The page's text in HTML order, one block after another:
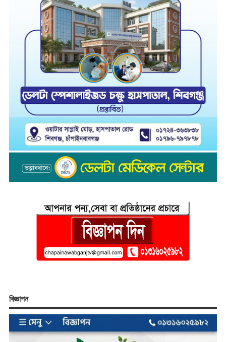
বিজ্ঞাপন